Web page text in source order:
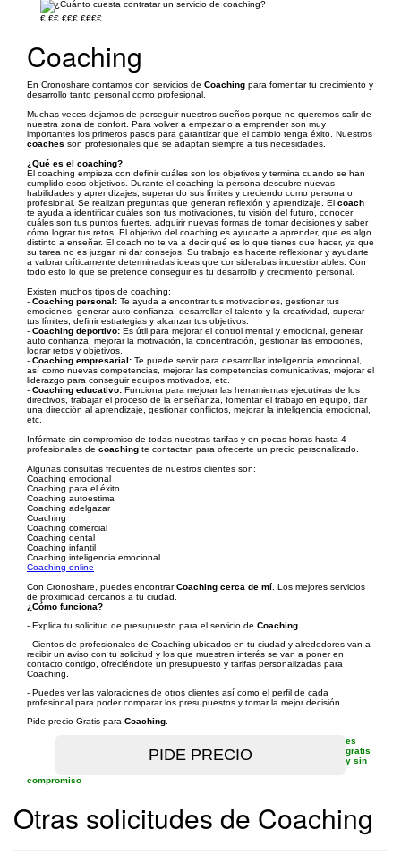
€ €€ €€€ €€€€
Coaching
En Cronoshare contamos con servicios de Coaching para fomentar tu crecimiento y
desarrollo tanto personal como profesional.
Muchas veces dejamos de perseguir nuestros sueños porque no queremos salir de
nuestra zona de confort. Para volver a empezar o a emprender son muy
importantes los primeros pasos para garantizar que el cambio tenga éxito. Nuestros
coaches son profesionales que se adaptan siempre a tus necesidades.
¿Qué es el coaching?
El coaching empieza con definir cuáles son los objetivos y termina cuando se han
cumplido esos objetivos. Durante el coaching la persona descubre nuevas
habilidades y aprendizajes, superando sus límites y creciendo como persona o
profesional. Se realizan preguntas que generan reflexión y aprendizaje. El coach
te ayuda a identificar cuáles son tus motivaciones, tu visión del futuro, conocer
cuáles son tus puntos fuertes, adquirir nuevas formas de tomar decisiones y saber
cómo lograr tus retos. El objetivo del coaching es ayudarte a aprender, que es algo
distinto a enseñar. El coach no te va a decir qué es lo que tienes que hacer, ya que
su tarea no es juzgar, ni dar consejos. Su trabajo es hacerte reflexionar y ayudarte
a valorar críticamente determinadas ideas que considerabas incuestionables. Con
todo esto lo que se pretende conseguir es tu desarrollo y crecimiento personal.
Existen muchos tipos de coaching:
- Coaching personal: Te ayuda a encontrar tus motivaciones, gestionar tus
emociones, generar auto confianza, desarrollar el talento y la creatividad, superar
tus límites, definir estrategias y alcanzar tus objetivos.
- Coaching deportivo: Es útil para mejorar el control mental y emocional, generar
auto confianza, mejorar la motivación, la concentración, gestionar las emociones,
lograr retos y objetivos.
- Coaching empresarial: Te puede servir para desarrollar inteligencia emocional,
así como nuevas competencias, mejorar las competencias comunicativas, mejorar el
liderazgo para conseguir equipos motivados, etc.
- Coaching educativo: Funciona para mejorar las herramientas ejecutivas de los
directivos, trabajar el proceso de la enseñanza, fomentar el trabajo en equipo, dar
una dirección al aprendizaje, gestionar conflictos, mejorar la inteligencia emocional,
etc.
Infórmate sin compromiso de todas nuestras tarifas y en pocas horas hasta 4
profesionales de coaching te contactan para ofrecerte un precio personalizado.
Algunas consultas frecuentes de nuestros clientes son:
Coaching emocional
Coaching para el éxito
Coaching autoestima
Coaching adelgazar
Coaching
Coaching comercial
Coaching dental
Coaching infantil
Coaching inteligencia emocional
Coaching online
Con Cronoshare, puedes encontrarCoaching cerca de mí . Los mejores servicios
de proximidad cercanos a tu ciudad.
¿Cómo funciona?
- Explica tu solicitud de presupuesto para el servicio de Coaching
- Cientos de profesionales de Coaching ubicados en tu ciudad y alrededores van a
recibir un aviso con tu solicitud y los que muestren interés se van a poner en
contacto contigo, ofreciéndote un presupuesto y tarifas personalizadas para
Coaching.
- Puedes ver las valoraciones de otros clientes así como el perfil de cada
profesional para poder comparar los presupuestos y tomar la mejor decisión.
Pide precio Gratis para Coaching
es
gratis
y sin
compromiso
Otras solicitudes de Coaching